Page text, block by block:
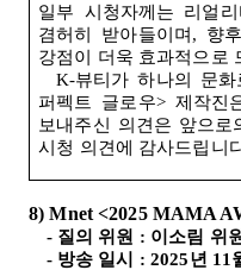
일부 시청자께는 리얼
겸허히 받아들이며 , 향
강점이 더욱 효과적으로
K-뷰티가 하나의 문
퍼펙트 글로우> 제작진
보내주신 의견은 앞으
시청 의견에 감사드립니
8) Mnet <2025 MAMA
- 질의 위원 : 이소림 위원
- 방송 일시 : 2025년 11